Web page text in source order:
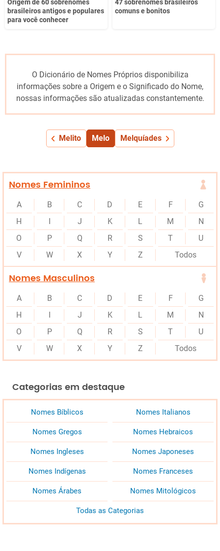
Origem de 60 sobrenomes
brasileiros antigos e populares
para você conhecer
47 sobrenomes brasileiros
comuns e bonitos
O Dicionário de Nomes Próprios disponibiliza
informações sobre a Origem e o Significado do Nome,
nossas informações são atualizadas constantemente.
Melito Melo Melquíades
Nomes Femininos
A B C D E F
G
H
I J K L M
N
O
P Q R S T
U
V
W X Y Z Todos
Nomes Masculinos
A B C D E F
G
H
I J K L M
N
O
P Q R S T
U
V
W X Y Z Todos
Categorias em destaque
Nomes Bíblicos Nomes Italianos
Nomes Gregos Nomes Hebraicos
Nomes Ingleses Nomes Japoneses
Nomes Indígenas Nomes Franceses
Nomes Árabes Nomes Mitológicos
Todas as Categorias